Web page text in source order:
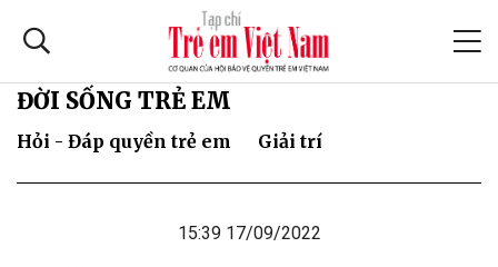
ĐỜI SỐNG TRẺ EM
Hỏi - Đáp quyền trẻ em Giải trí
15:39 17/09/2022